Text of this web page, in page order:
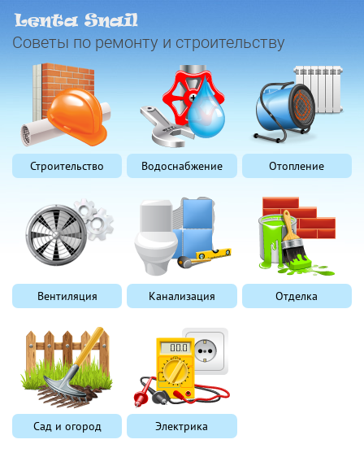
Советы по ремонту и строительству
Строительство Водоснабжение Отопление
Вентиляция Канализация Отделка
Сад и огород Электрика